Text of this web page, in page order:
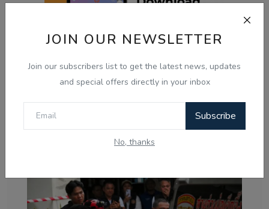
JOIN OUR NEWSLETTER
Join our subscribers list to get the latest news, updates
and special offers directly in your inbox
Subscribe
No, thanks